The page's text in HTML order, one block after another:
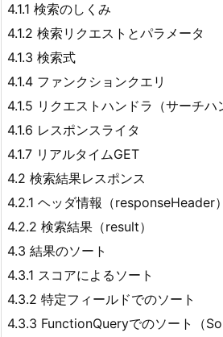
4.1.1 検索のしくみ
4.1.2 検索リクエストとパラメータ
4.1.3 検索式
4.1.4 ファンクションクエリ
4.1.5 リクエストハンドラ（サーチハ
4.1.6 レスポンスライタ
4.1.7 リアルタイムGET
4.2 検索結果レスポンス
4.2.1 ヘッダ情報（responseHeader）
4.2.2 検索結果（result）
4.3 結果のソート
4.3.1 スコアによるソート
4.3.2 特定フィールドでのソート
4.3.3 FunctionQueryでのソート（